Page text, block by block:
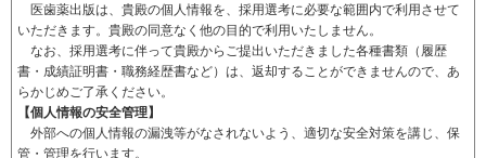
医歯薬出版は、貴殿の個人情報を、採用選考に必要な範囲内で利用させて
いただきます。貴殿の同意なく他の目的で利用いたしません。
なお、採用選考に伴って貴殿からご提出いただきました各種書類（履歴
書・成績証明書・職務経歴書など）は、返却することができませんので、あ
らかじめご了承ください。
【個人情報の安全管理】
外部への個人情報の漏洩等がなされないよう、適切な安全対策を講じ、保
管・管理を行います。